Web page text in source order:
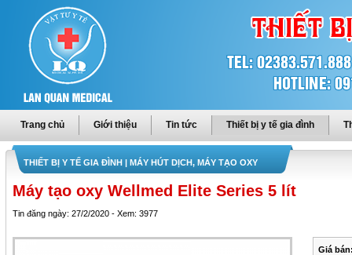
Trang chủ Giới thiệu Tin tức Thiết bị y tế gia đình
THIẾT BỊ Y TẾ GIA ĐÌNH | MÁY HÚT DỊCH, MÁY TẠO OXY
Máy tạo oxy Wellmed Elite Series 5 lít
Tin đăng ngày: 27/2/2020 - Xem: 3977
Giá